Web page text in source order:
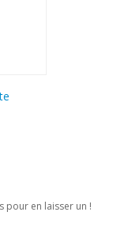
pour en laisser un !